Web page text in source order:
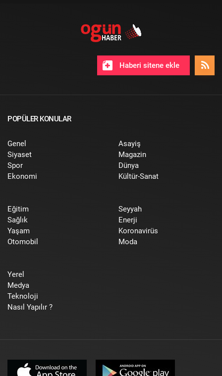
Haberi sitene ekle
POPÜLER KONULAR
Genel
Siyaset
Spor
Ekonomi
Asayiş
Magazin
Dünya
Kültür-Sanat
Eğitim
Sağlık
Yaşam
Otomobil
Seyyah
Enerji
Koronavirüs
Moda
Yerel
Medya
Teknoloji
Nasıl Yapılır ?